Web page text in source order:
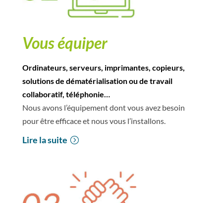
Vous équiper
Ordinateurs, serveurs, imprimantes, copieurs,
solutions de dématérialisation ou de travail
collaboratif, téléphonie…
Nous avons l’équipement dont vous avez besoin
pour être efficace et nous vous l’installons.
Lire la suite